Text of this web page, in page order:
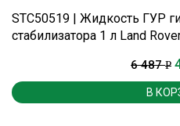
STC50519 | Жидкость ГУР
стабилизатора 1 л Land
6 487Р
В